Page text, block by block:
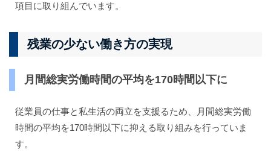
項目に取り組んでいます。
残業の少ない働き方の実現
月間総実労働時間の平均を170時間以下に
従業員の仕事と私生活の両立を支援るため、月間総実労働
時間の平均を170時間以下に抑える取り組みを行っていま
す。